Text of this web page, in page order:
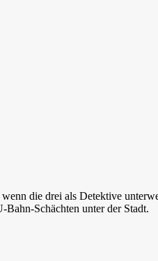
die drei als Detektive
Schächten unter der Stadt.